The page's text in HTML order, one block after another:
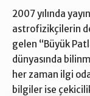
2007 yılında
astrofizikçilerin
gelen “Büyük
dünyasında
her zaman ilgi
bilgiler ise